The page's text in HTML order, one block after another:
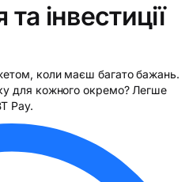
інвестиції
коли маєш багато бажань.
для кожного окремо? Легше
Pay.